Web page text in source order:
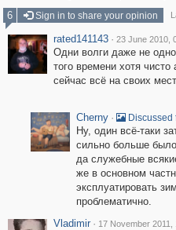
6
Sign in to share your opinion
rated141143 · 23 June 2010,
Одни волги даже не
того времени хотя чисто
сейчас всё на своих
Cherny · Discussed
Ну, один всё-таки
сильно больше
да служебные
же в основном
эксплуатировать
проблематично.
Vladimir · 17 November 2011,